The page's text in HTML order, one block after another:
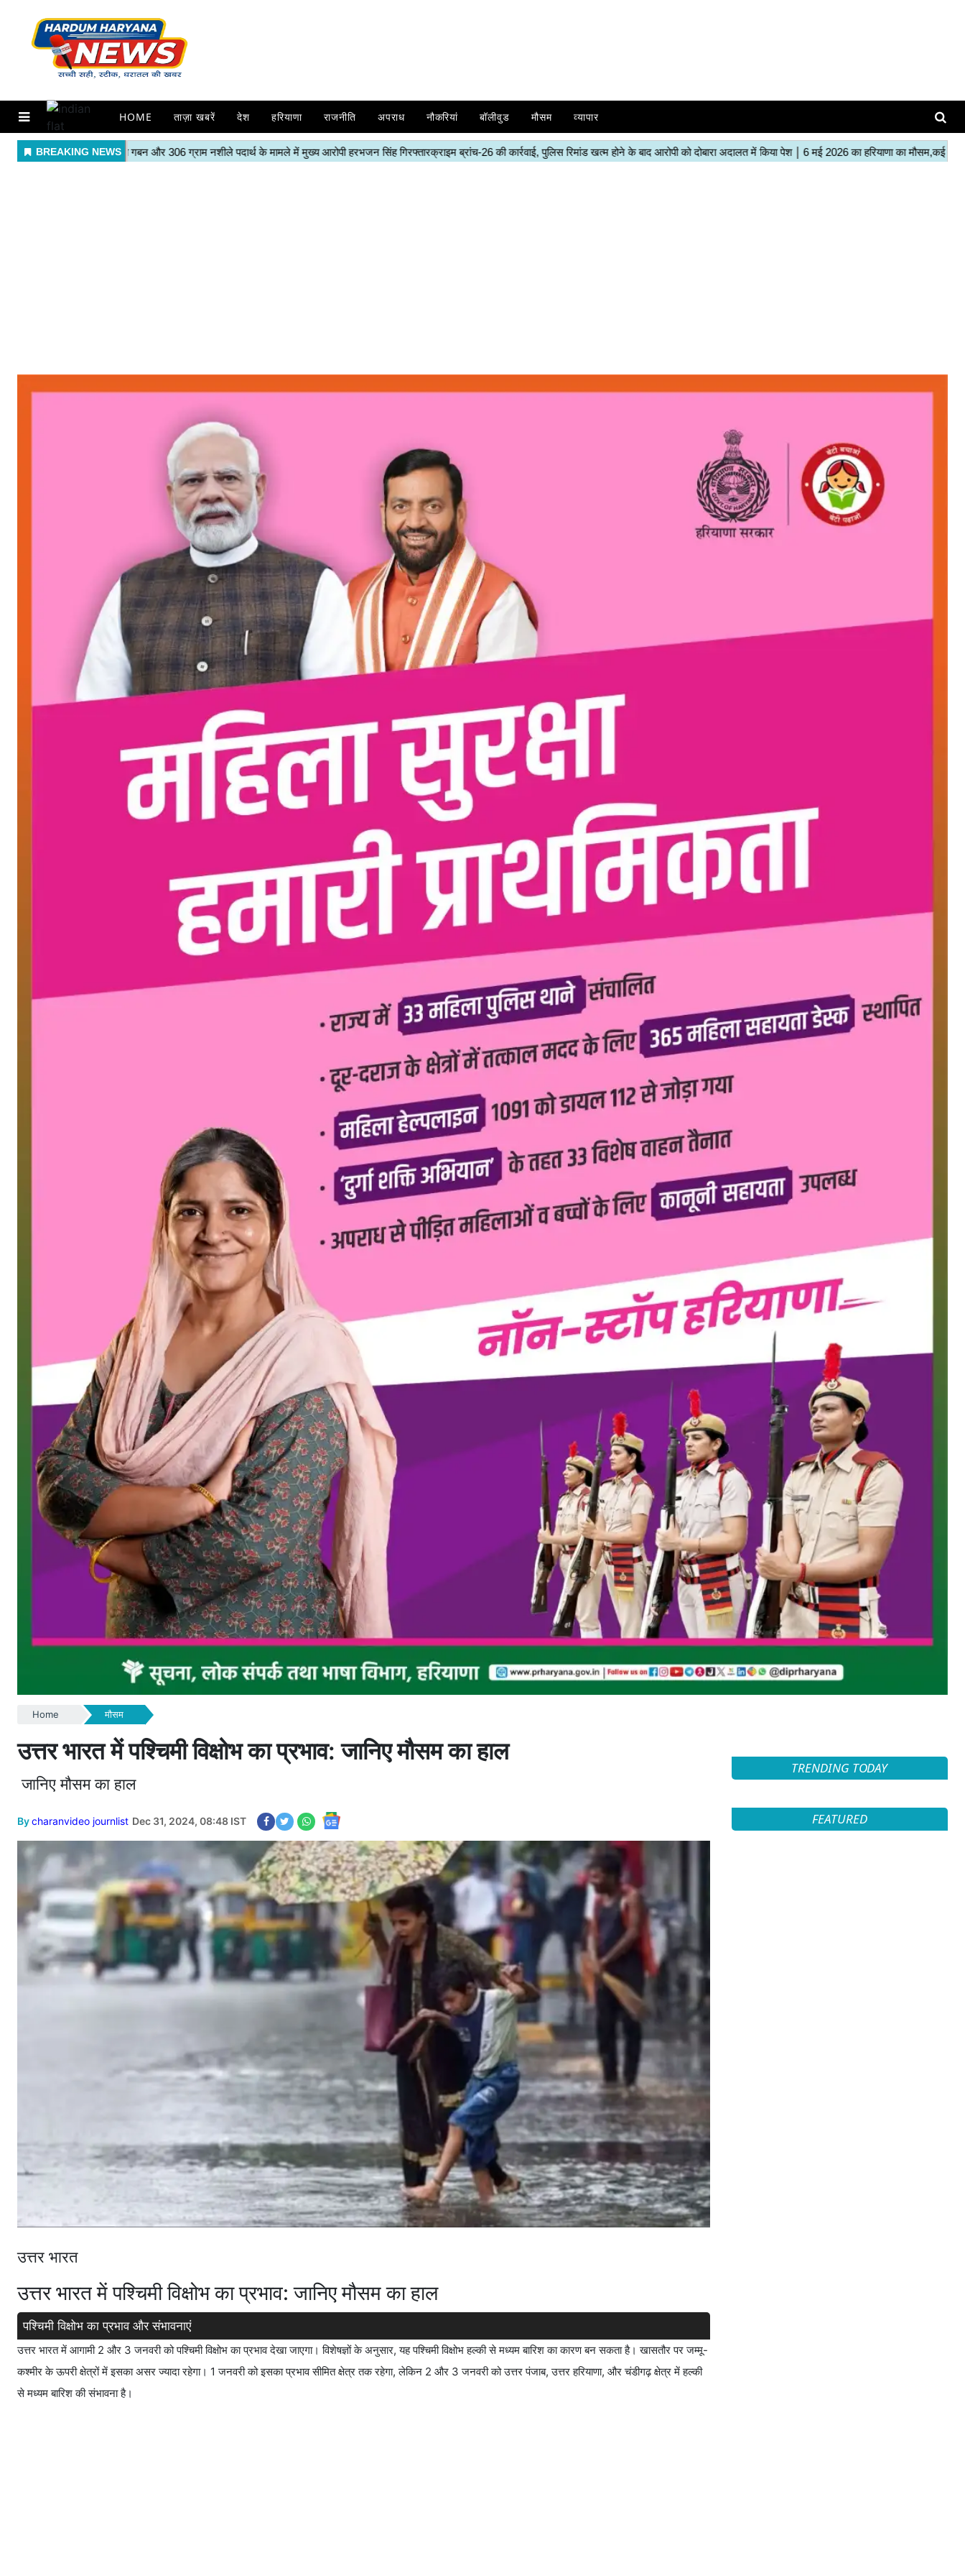
HOME ताज़ा खबरें देश हरियाणा राजनीति अपराध नौकरियां बॉलीवुड मौसम व्यापार
Home मौसम
उत्तर भारत में पश्चिमी विक्षोभ का प्रभाव: जानिए मौसम का हाल
जानिए मौसम का हाल
Bycharanvideo journlist Dec 31, 2024, 08:48 IST
उत्तर भारत
उत्तर भारत में पश्चिमी विक्षोभ का प्रभाव: जानिए मौसम का हाल
पश्चिमी विक्षोभ का प्रभाव और संभावनाएं
उत्तर भारत में आगामी 2 और 3 जनवरी को पश्चिमी विक्षोभ का प्रभाव देखा जाएगा। विशेषज्ञों के अनुसार, यह पश्चिमी विक्षोभ हल्की से मध्यम बारिश का कारण बन सकता है। खासतौर पर जम्मू-
कश्मीर के ऊपरी क्षेत्रों में इसका असर ज्यादा रहेगा। 1 जनवरी को इसका प्रभाव सीमित क्षेत्र तक रहेगा, लेकिन 2 और 3 जनवरी को उत्तर पंजाब, उत्तर हरियाणा, और चंडीगढ़ क्षेत्र में हल्की
से मध्यम बारिश की संभावना है।
TRENDING TODAY
FEATURED